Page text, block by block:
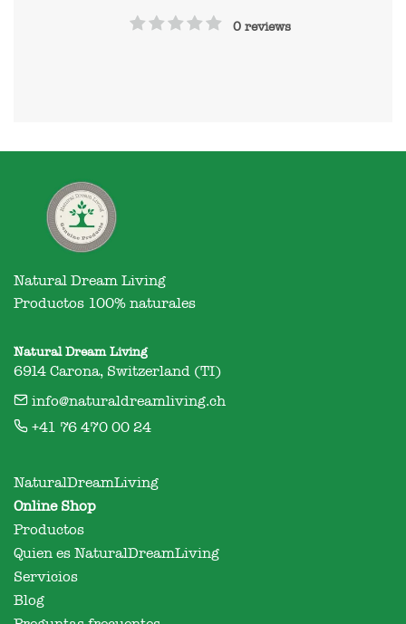
0 reviews
Natural Dream Living
Productos 100% naturales
Natural Dream Living
6914 Carona, Switzerland (TI)
info@naturaldreamliving.ch
+41 76 470 00 24
NaturalDreamLiving
Online Shop
Productos
Quien es NaturalDreamLiving
Servicios
Blog